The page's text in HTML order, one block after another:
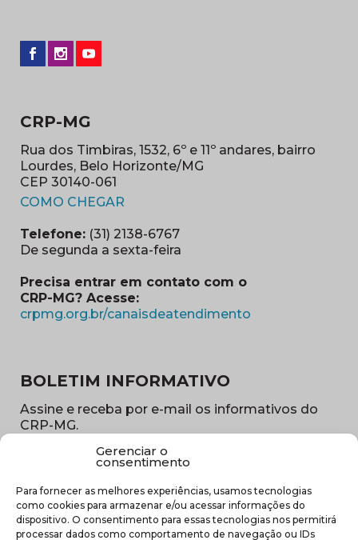
Gerenciar o
consentimento
Para fornecer as melhores experiências, usamos tecnologias
como cookies para armazenar e/ou acessar informações do
dispositivo. O consentimento para essas tecnologias nos permitirá
processar dados como comportamento de navegação ou IDs
CRP-MG
Rua dos Timbiras, 1532, 6º e 11º andares, bairro
Lourdes, Belo Horizonte/MG
CEP 30140-061
COMO CHEGAR
Telefone: (31) 2138-6767
De segunda a sexta-feira
Precisa entrar em contato com o
CRP-MG? Acesse:
crpmg.org.br/canaisdeatendimento
BOLETIM INFORMATIVO
Assine e receba por e-mail os informativos do
CRP-MG.
E-
mail
(obrigatório)